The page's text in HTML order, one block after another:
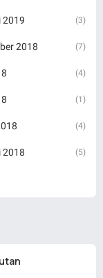
2019 (3)
2018 (7)
(4)
(1)
(4)
2018 (5)